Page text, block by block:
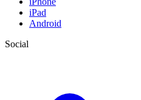
iPad
Android
Social